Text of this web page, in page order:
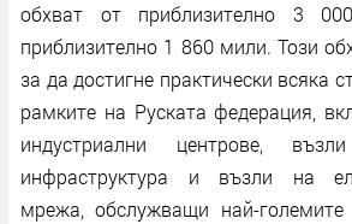
обхват от приблизително 3
приблизително 1 860 мили. Този
за да достигне практически всяка
рамките на Руската федерация,
индустриални центрове,
инфраструктура и възли на
мрежа, обслужващи най-